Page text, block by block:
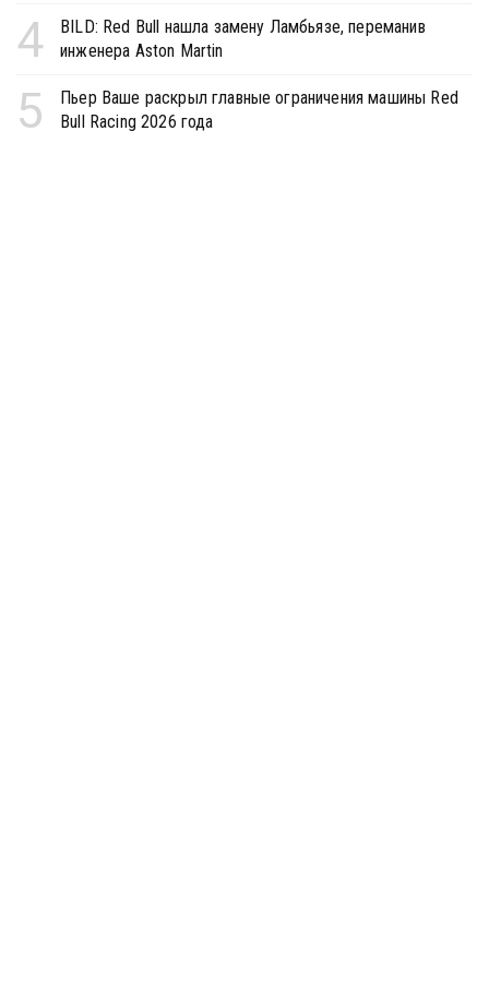
4
BILD: Red Bull нашла замену Ламбьязе, переманив
инженера Aston Martin
5
Пьер Ваше раскрыл главные ограничения машины Red
Bull Racing 2026 года